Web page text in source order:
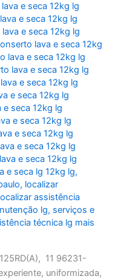
e seca 12kg lg
e seca 12kg lg
e seca 12kg lg
lava e seca 12kg
lava e seca 12kg lg
lava e seca 12kg lg
e seca 12kg lg
e seca 12kg lg
seca 12kg lg
e seca 12kg lg
e seca 12kg lg
e seca 12kg lg
e seca 12kg lg
e seca lg 12kg lg,
, localizar
assistência
lg, serviços e
técnica lg mais
11 96231-
uniformizada,